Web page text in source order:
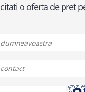
o oferta de pret